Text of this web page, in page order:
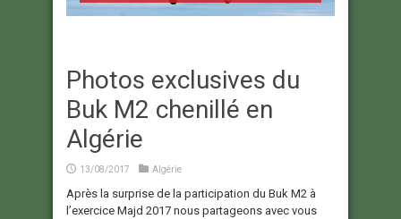
Photos exclusives du
Buk M2 chenillé en
Algérie
13/08/2017 Algérie
Après la surprise de la participation du Buk M2 à
l’exercice Majd 2017 nous partageons avec vous